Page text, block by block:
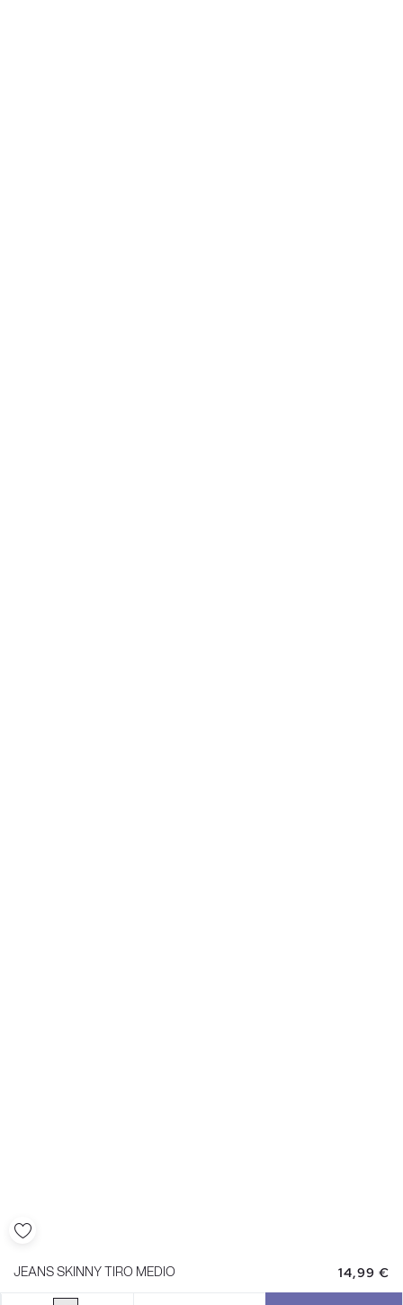
JEANS SKINNY TIRO MEDIO 14,99 €